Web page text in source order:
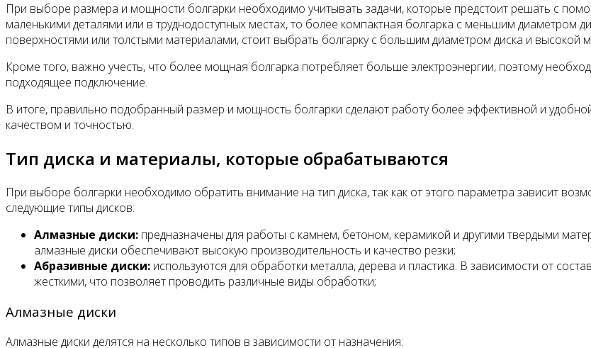
При выборе размера и мощности болгарки необходимо учитывать задачи, которые предстоит решать с
маленькими деталями или в труднодоступных местах, то более компактная болгарка с меньшим диаметром
поверхностями или толстыми материалами, стоит выбрать болгарку с большим диаметром диска и высокой
Кроме того, важно учесть, что более мощная болгарка потребляет больше электроэнергии, поэтому
подходящее подключение.
В итоге, правильно подобранный размер и мощность болгарки сделают работу более эффективной и
качеством и точностью.
Тип диска и материалы, которые обрабатываются
При выборе болгарки необходимо обратить внимание на тип диска, так как от этого параметра зависит
следующие типы дисков:
Алмазные диски: предназначены для работы с камнем, бетоном, керамикой и другими твердыми
алмазные диски обеспечивают высокую производительность и качество резки;
Абразивные диски: используются для обработки металла, дерева и пластика. В зависимости от
жесткими, что позволяет проводить различные виды обработки;
Алмазные диски
Алмазные диски делятся на несколько типов в зависимости от назначения: